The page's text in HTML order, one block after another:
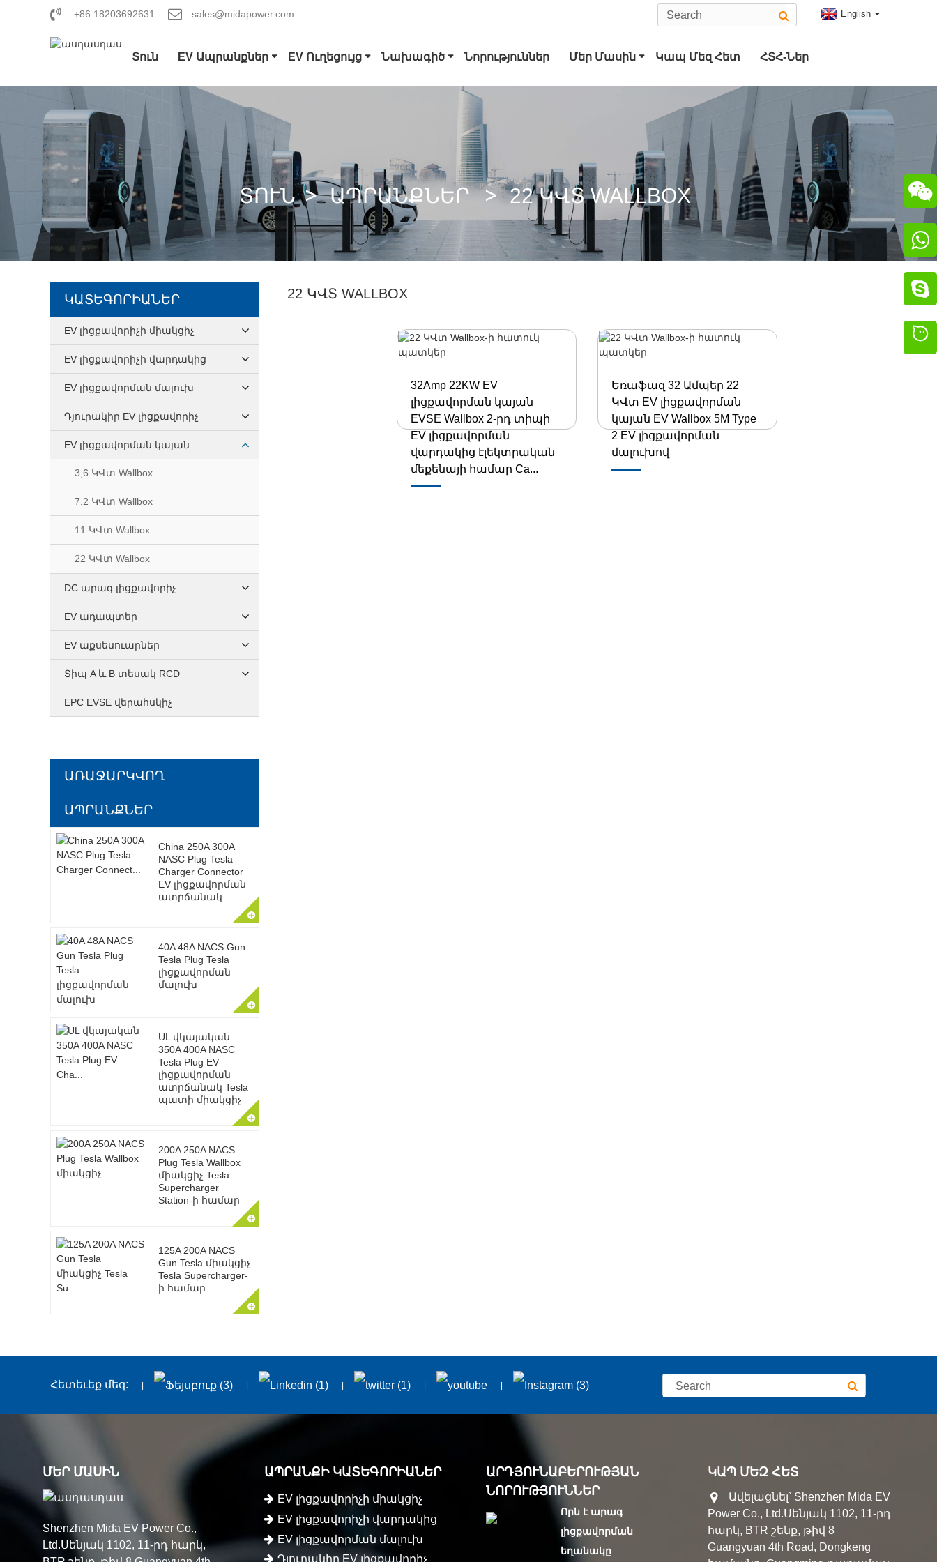
+86 18203692631 sales@midapower.com English
Տուն EV Ապրանքներ
CCS Combo 2 Plug CHAdeMO Միակցիչ
GB/T DC Gun ChaoJi Միակցիչ
EV Ուղեցույց Նախագիծ Նորություններ Մեր Մասին Կապ Մեզ Հետ ՀՏՀ-Ներ
ՏՈՒՆ ԱՊՐԱՆՔՆԵՐ 22 ԿՎՏ WALLBOX
ԿԱՏԵԳՈՐԻԱՆԵՐ
EV լիցքավորիչի միակցիչ
EV լիցքավորիչի վարդակից
EV լիցքավորման մալուխ
Դյուրակիր EV լիցքավորիչ
EV լիցքավորման կայան
3,6 ԿՎտ Wallbox
7.2 ԿՎտ Wallbox
11 ԿՎտ Wallbox
22 ԿՎտ Wallbox
DC արագ լիցքավորիչ
EV ադապտեր
EV աքսեսուարներ
Տիպ A և B տեսակ RCD
EPC EVSE վերահսկիչ
ԱՌԱՋԱՐԿՎՈՂ
ԱՊՐԱՆՔՆԵՐ
China 250A 300A
NASC Plug Tesla
Charger Connector
EV լիցքավորման
ատրճանակ
40A 48A NACS Gun
Tesla Plug Tesla
լիցքավորման
մալուխ
UL վկայական
350A 400A NASC
Tesla Plug EV
լիցքավորման
ատրճանակ Tesla
պատի միակցիչ
200A 250A NACS
Plug Tesla Wallbox
միակցիչ Tesla
Supercharger
Station-ի համար
125A 200A NACS
Gun Tesla միակցիչ
Tesla Supercharger-
ի համար
22 ԿՎՏ WALLBOX
32Amp 22KW EV
լիցքավորման կայան
EVSE Wallbox 2-րդ տիպի
EV լիցքավորման
վարդակից էլեկտրական
մեքենայի համար Ca...
Եռաֆազ 32 Ամպեր 22
ԿՎտ EV լիցքավորման
կայան EV Wallbox 5M Type
2 EV լիցքավորման
մալուխով
Հետեւեք մեզ:
ՄԵՐ ՄԱՍԻՆ
Shenzhen Mida EV Power Co.,
Ltd.Սենյակ 1102, 11-րդ հարկ,
ԱՊՐԱՆՔԻ ԿԱՏԵԳՈՐԻԱՆԵՐ
EV լիցքավորիչի միակցիչ
EV լիցքավորիչի վարդակից
EV լիցքավորման մալուխ
Դյուրակիր EV լիցքավորիչ
ԱՐԴՅՈՒՆԱԲԵՐՈՒԹՅԱՆ
ՆՈՐՈՒԹՅՈՒՆՆԵՐ
Որն է արագ
լիցքավորման
եղանակը
ԿԱՊ ՄԵԶ ՀԵՏ
Ավելացնել՝ Shenzhen Mida EV
Power Co., Ltd.Սենյակ 1102, 11-րդ
հարկ, BTR շենք, թիվ 8
Guangyuan 4th Road, Dongkeng


